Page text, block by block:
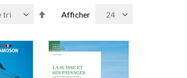
Afficher